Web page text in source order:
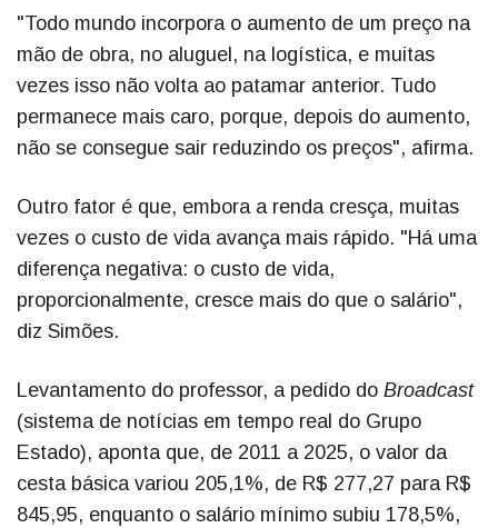
"Todo mundo incorpora o aumento de um preço na
mão de obra, no aluguel, na logística, e muitas
vezes isso não volta ao patamar anterior. Tudo
permanece mais caro, porque, depois do aumento,
não se consegue sair reduzindo os preços", afirma.
Outro fator é que, embora a renda cresça, muitas
vezes o custo de vida avança mais rápido. "Há uma
diferença negativa: o custo de vida,
proporcionalmente, cresce mais do que o salário",
diz Simões.
Levantamento do professor, a pedido do Broadcast
(sistema de notícias em tempo real do Grupo
Estado), aponta que, de 2011 a 2025, o valor da
cesta básica variou 205,1%, de R$ 277,27 para R$
845,95, enquanto o salário mínimo subiu 178,5%,